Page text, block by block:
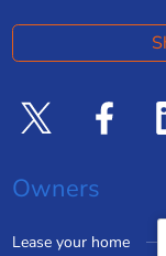
Owners
Lease your home